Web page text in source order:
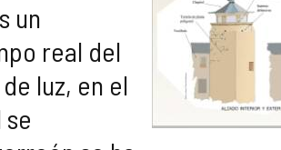
un
real del
luz, en el